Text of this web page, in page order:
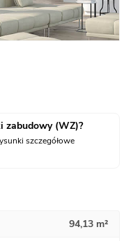
zabudowy (WZ)?
szczegółowe
94,13 m²